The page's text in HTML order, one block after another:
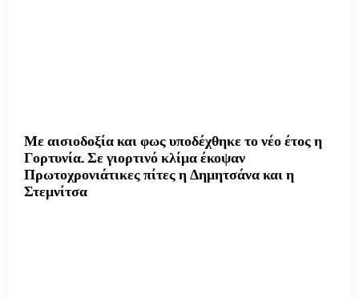
Με αισιοδοξία και φως υποδέχθηκε το νέο έτος η
Γορτυνία. Σε γιορτινό κλίμα έκοψαν
Πρωτοχρονιάτικες πίτες η Δημητσάνα και η
Στεμνίτσα